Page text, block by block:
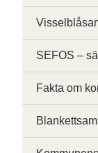
SEFOS –
Fakta om